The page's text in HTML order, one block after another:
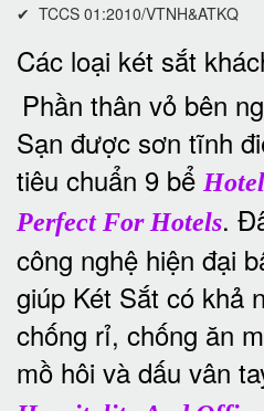
✔ TCCS 01:2010/VTNH&ATKQ
Các loại két sắt
Phần thân vỏ bên
Sạn được sơn tĩnh
tiêu chuẩn 9 bể
Perfect For Hotels.
công nghệ hiện đại
giúp Két Sắt có khả
chống rỉ, chống ăn
mồ hôi và dấu vân